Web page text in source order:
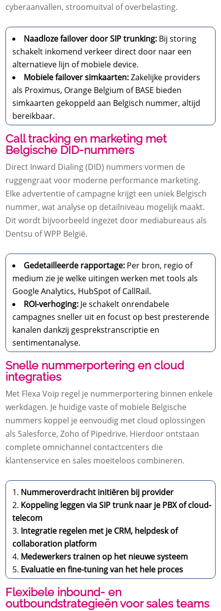
cyberaanvallen, stroomuitval of overbelasting.
Naadloze failover door SIP trunking: Bij storing
schakelt inkomend verkeer direct door naar een
alternatieve lijn of mobiele device.
Mobiele failover simkaarten:Zakelijke providers
als Proximus, Orange Belgium of BASE bieden
simkaarten gekoppeld aan Belgisch nummer, altijd
bereikbaar.
Call tracking en marketing met
Belgische DID-nummers
Direct Inward Dialing (DID) nummers vormen de
ruggengraat voor moderne performance marketing.
Elke advertentie of campagne krijgt een uniek Belgisch
nummer, wat analyse op detailniveau mogelijk maakt.
Dit wordt bijvoorbeeld ingezet door mediabureaus als
Dentsu of WPP België.
Gedetailleerde rapportage: Per bron, regio of
medium zie je welke uitingen werken met tools als
Google Analytics, HubSpot of CallRail.
ROI-verhoging: Je schakelt onrendabele
campagnes sneller uit en focust op best presterende
kanalen dankzij gesprekstranscriptie en
sentimentanalyse.
Snelle nummerportering en cloud
integraties
Met Flexa Voip regel je nummerportering binnen enkele
werkdagen. Je huidige vaste of mobiele Belgische
nummers koppel je eenvoudig met cloud oplossingen
als Salesforce, Zoho of Pipedrive. Hierdoor ontstaan
complete omnichannel contactcenters die
klantenservice en sales moeiteloos combineren.
Nummeroverdracht initiëren bij provider
Koppeling leggen via SIP trunk naar je PBX of cloud-
telecom
Integratie regelen met je CRM, helpdesk of
collaboration platform
Medewerkers trainen op het nieuwe systeem
Evaluatie en fine-tuning van het hele proces
Flexibele inbound- en
outboundstrategieën voor sales teams